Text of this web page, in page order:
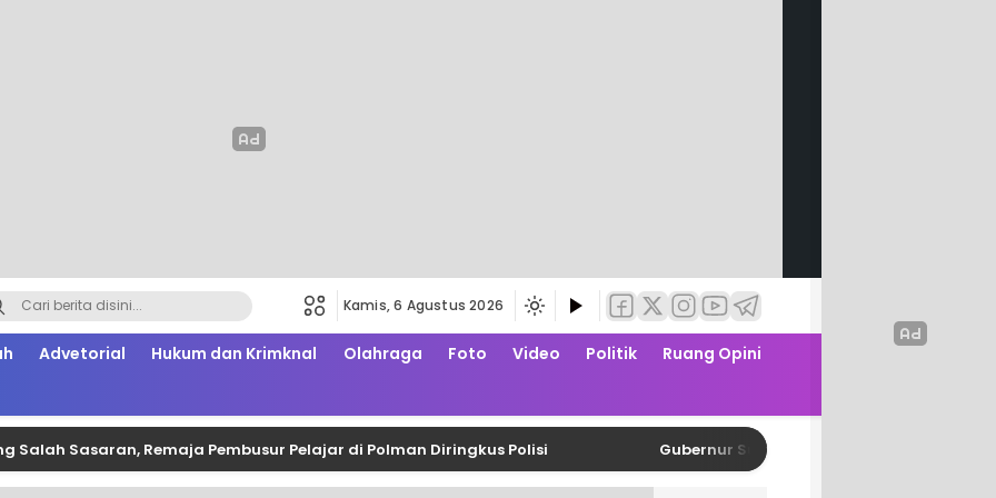
Kamis, 6 Agustus 2026
Advetorial Hukum dan Krimknal Olahraga Foto Video Politik
Ruang Opini
Sasaran, Remaja Pembusur Pelajar di Polman Diringkus Polisi Gubernur Sulbar Tegaskan Tidak Boleh Ada